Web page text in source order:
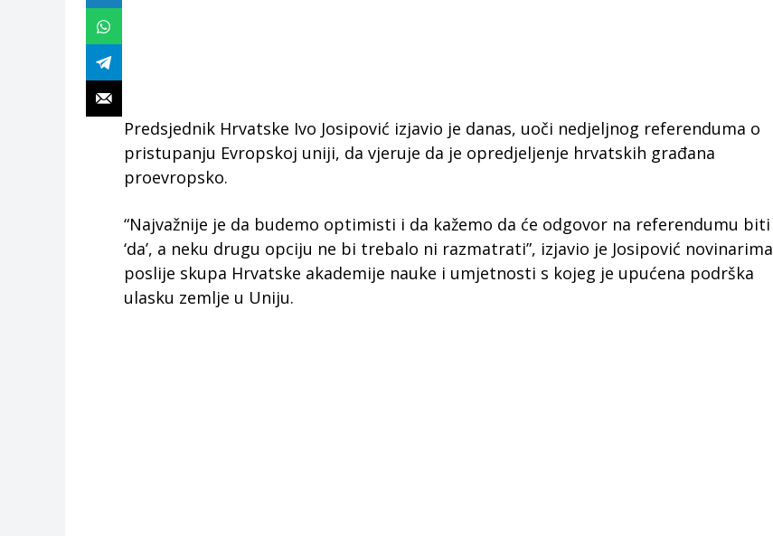
Predsjednik Hrvatske Ivo Josipović izjavio je danas, uoči nedjeljnog referenduma o
pristupanju Evropskoj uniji, da vjeruje da je opredjeljenje hrvatskih građana
proevropsko.
“Najvažnije je da budemo optimisti i da kažemo da će odgovor na referendumu biti
‘da’, a neku drugu opciju ne bi trebalo ni razmatrati”, izjavio je Josipović novinarima
poslije skupa Hrvatske akademije nauke i umjetnosti s kojeg je upućena podrška
ulasku zemlje u Uniju.